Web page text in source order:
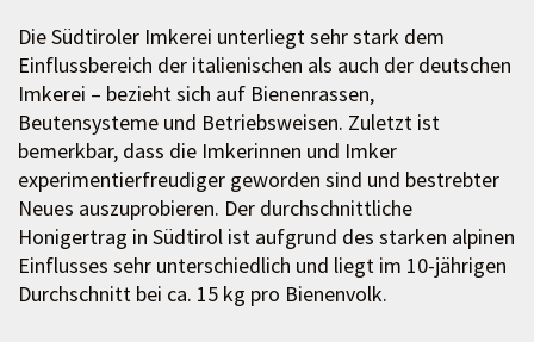
Die Südtiroler Imkerei unterliegt sehr stark dem
Einflussbereich der italienischen als auch der deutschen
Imkerei – bezieht sich auf Bienenrassen,
Beutensysteme und Betriebsweisen. Zuletzt ist
bemerkbar, dass die Imkerinnen und Imker
experimentierfreudiger geworden sind und bestrebter
Neues auszuprobieren. Der durchschnittliche
Honigertrag in Südtirol ist aufgrund des starken alpinen
Einflusses sehr unterschiedlich und liegt im 10-jährigen
Durchschnitt bei ca. 15 kg pro Bienenvolk.